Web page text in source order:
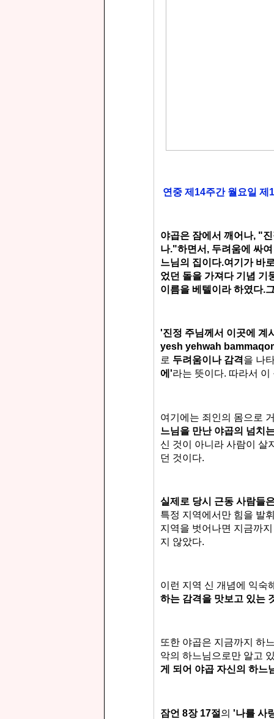
연중 제14주간 월요일 제
야곱은 잠에서 깨어나, "
나."하면서, 두려움에 싸
느님의 집이다.여기가 바
었던 돌을 가져다 기념 기
이름을 베텔이라 하였다.
'진정 주님께서 이곳에 계
yesh yehwah
로 두려움이나 감격을 나
에'라는 뜻이다. 따라서
여기에는 죄인의 몸으로
느님을 만난 야곱의 넘치
신 것이 아니라 사람이 살
던 것이다.
실제로 당시 근동 사람들
특정 지역에서만 힘을 발
지역을 벗어나면 지금까
지 않았다.
이런 지역 신 개념에 익숙
하는 감격을 맛보고 있는
또한 야곱은 지금까지 하
악의 하느님으로만 알고
게 되어 야곱 자신의 하느
잠언 8장 17절 의 '나를 사